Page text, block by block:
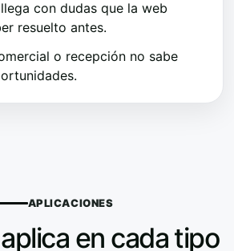
con dudas que la web
resuelto antes.
o recepción no sabe
APLICACIONES
en cada tipo